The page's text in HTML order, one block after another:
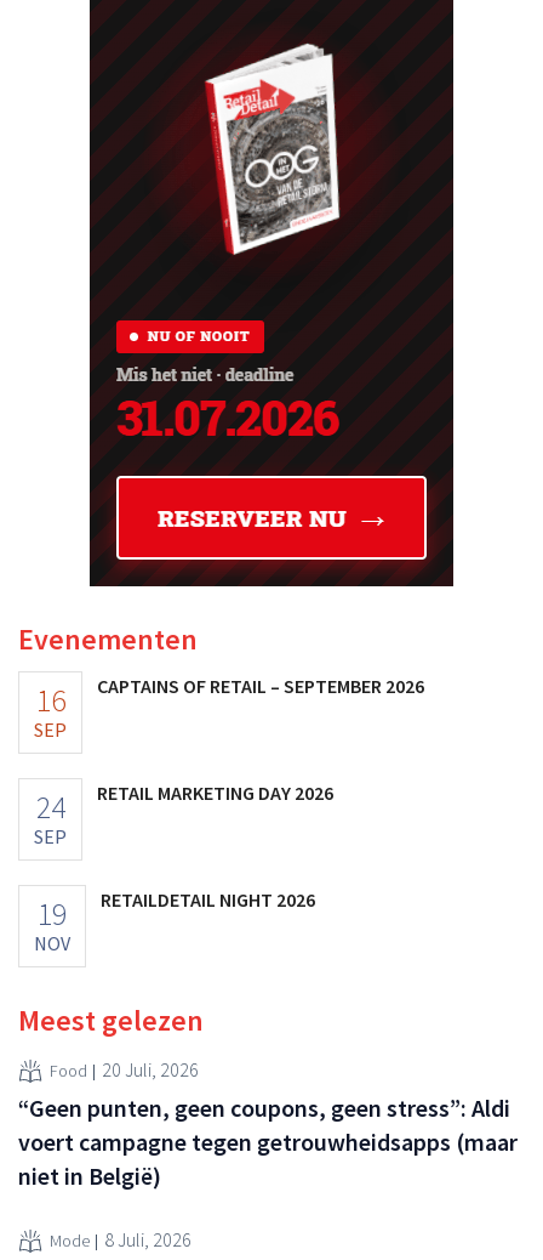
Evenementen
16
SEP
CAPTAINS OF RETAIL – SEPTEMBER 2026
24
SEP
RETAIL MARKETING DAY 2026
19
NOV
RETAILDETAIL NIGHT 2026
Meest gelezen
Food 20 Juli, 2026
“Geen punten, geen coupons, geen stress”: Aldi
voert campagne tegen getrouwheidsapps (maar
niet in België)
Mode 8 Juli, 2026